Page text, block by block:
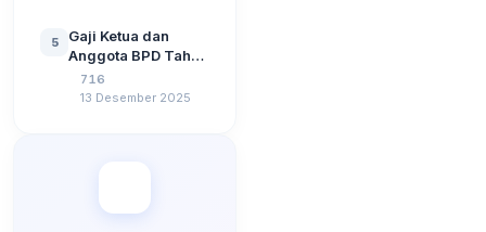
Berdasarkan UU No
3 Tahun 2024
5
Gaji Ketua dan
Anggota BPD Tahun
2026, Berapa
Besarannya? Ada
716
13 Desember 2025